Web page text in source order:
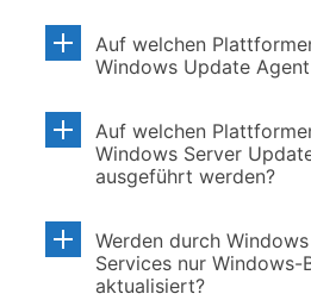
Auf welchen
Windows Update
Auf welchen
Windows Server
ausgeführt werden?
Werden durch
Services nur Windows-
aktualisiert?